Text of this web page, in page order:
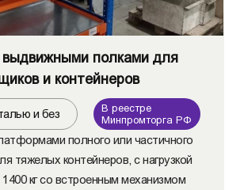
полками для
и контейнеров
и без
В реестре
Минпромторга РФ
полного или частичного
тяжелых контейнеров, с нагрузкой
кг со встроенным механизмом